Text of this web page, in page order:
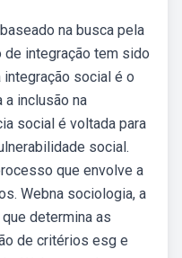
na busca pela
de integração tem sido
social é o
inclusão na
social é voltada para
social.
que envolve a
Webna sociologia, a
determina as
de critérios esg e